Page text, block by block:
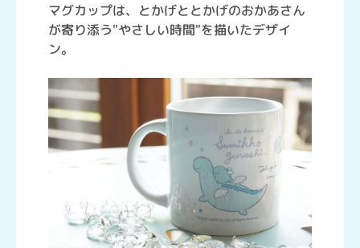
マグカップは、とかげととかげのおかあさん
が寄り添う"やさしい時間"を描いたデザイ
ン。